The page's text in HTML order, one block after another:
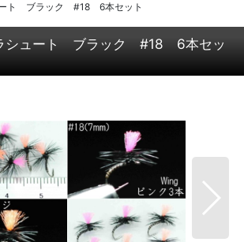
ート ブラック #18 6本セット
シュート ブラック #18 6本セッ